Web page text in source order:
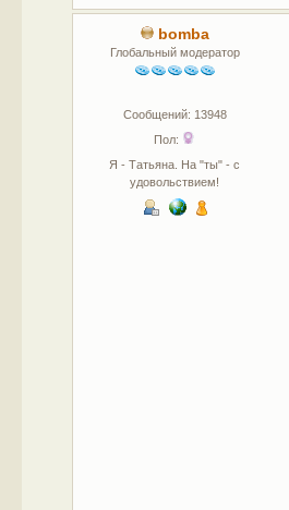
bomba
Глобальный модератор
Сообщений: 13948
Пол:
Я - Татьяна. На "ты" - с
удовольствием!